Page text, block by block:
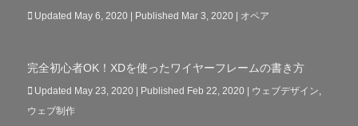
Updated May 6, 2020 | Published Mar 3, 2020| オペア
完全初心者OK！XDを使ったワイヤーフレームの書き方
Updated May 23, 2020 | Published Feb 22, 2020| ウェブデザイン,
ウェブ制作